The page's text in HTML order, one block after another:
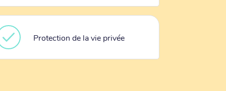
Protection de la vie privée